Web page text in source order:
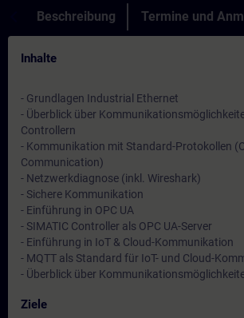
Beschreibung Termine und
Inhalte
- Grundlagen Industrial Ethernet
- Überblick über
Controllern
- Kommunikation mit Standard-Protokollen
Communication)
- Netzwerkdiagnose (inkl. Wireshark)
- Sichere Kommunikation
- Einführung in OPC UA
- SIMATIC Controller als OPC UA-Server
- Einführung in IoT & Cloud-Kommunikation
- MQTT als Standard für IoT- und Cloud-
- Überblick über
Ziele